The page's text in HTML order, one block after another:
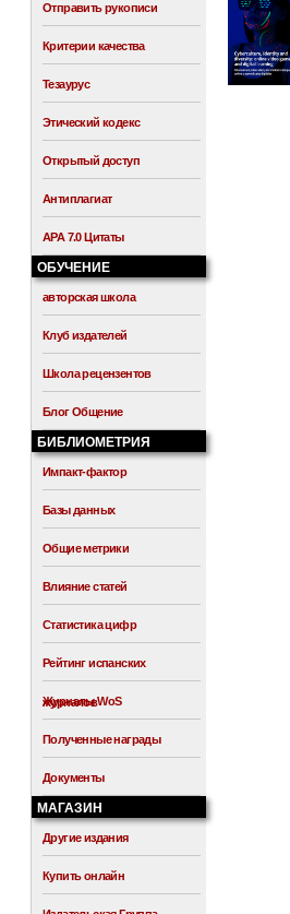
Отправить рукописи
Критерии качества
Тезаурус
Этический кодекс
Открытый доступ
Антиплагиат
APA 7.0 Цитаты
ОБУЧЕНИЕ
авторская школа
Клуб издателей
Школа рецензентов
Блог Общение
БИБЛИОМЕТРИЯ
Импакт-фактор
Базы данных
Общие метрики
Влияние статей
Статистика цифр
Рейтинг испанских
журналов
Журналы WoS
Полученные награды
Документы
МАГАЗИН
Другие издания
Купить онлайн